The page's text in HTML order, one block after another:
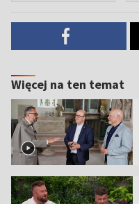
Więcej na ten temat